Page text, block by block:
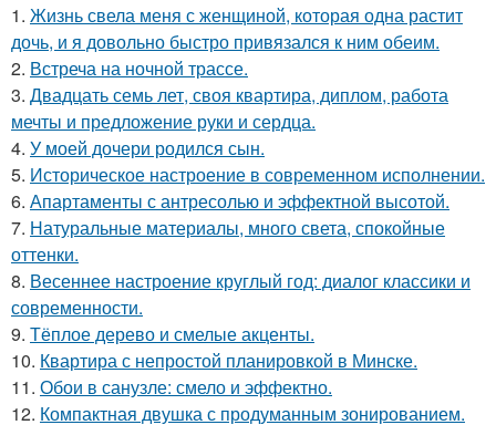
1. Жизнь свела меня с женщиной, которая одна растит
дочь, и я довольно быстро привязался к ним обеим.
2. Встреча на ночной трассе.
3. Двадцать семь лет, своя квартира, диплом, работа
мечты и предложение руки и сердца.
4. У моей дочери родился сын.
5. Историческое настроение в современном исполнении.
6. Апартаменты с антресолью и эффектной высотой.
7. Натуральные материалы, много света, спокойные
оттенки.
8. Весеннее настроение круглый год: диалог классики и
современности.
9. Тёплое дерево и смелые акценты.
10. Квартира с непростой планировкой в Минске.
11. Обои в санузле: смело и эффектно.
12. Компактная двушка с продуманным зонированием.